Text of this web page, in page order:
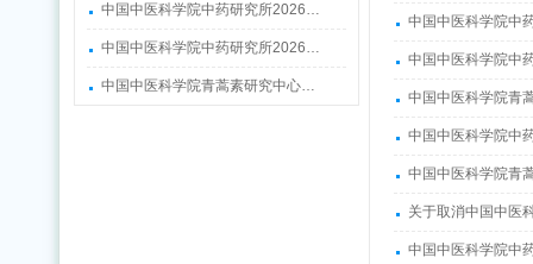
中国中医科学院中药研究所2026…
中国中医科学院中药研究所2026…
中国中医科学院青蒿素研究中心…
中国中医科学院中
中国中医科学院中
中国中医科学院青
中国中医科学院中
中国中医科学院青
关于取消中国中医
中国中医科学院中